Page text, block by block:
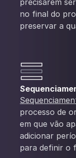
precisarem
no final do
preservar a
processo de
em que vão
adicionar
para definir o